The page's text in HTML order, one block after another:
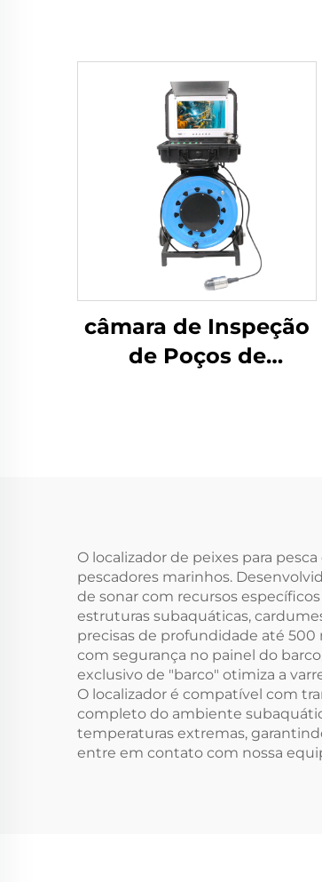
câmara de Inspeção
de Poços de
O localizador de peixes para
pescadores marinhos.
de sonar com recursos
estruturas subaquáticas,
precisas de profundidade até 500
com segurança no painel do
exclusivo de "barco" otimiza a
O localizador é compatível com
completo do ambiente
temperaturas extremas,
entre em contato com nossa